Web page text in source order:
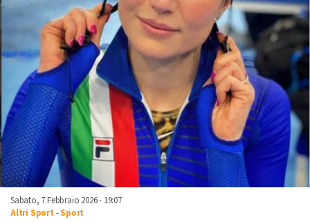
Sabato, 7 Febbraio 2026 - 19:07
Altri Sport -Sport